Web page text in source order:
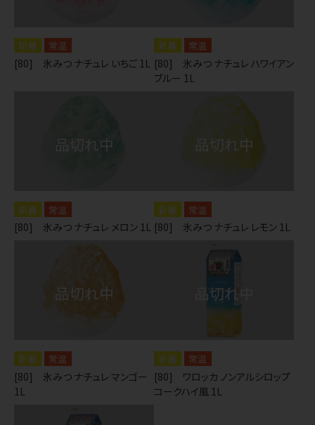
常温
[80] 氷みつ ナチュレ いちご 1L
常温
[80] 氷みつ ナチュレ ハワイアン
ブルー 1L
常温
[80] 氷みつ ナチュレ メロン 1L
常温
[80] 氷みつ ナチュレ レモン 1L
常温
[80] 氷みつ ナチュレ マンゴー
1L
常温
[80] ワロッカ ノンアルシロップ
コークハイ風 1L